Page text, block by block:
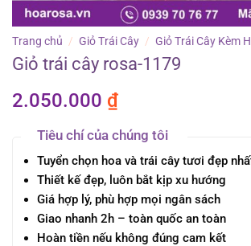
Trang chủ / Giỏ Trái Cây / Giỏ Trái Cây Kèm
Giỏ trái cây rosa-1179
2.050.000 ₫
Tiêu chí của chúng tôi
Tuyển chọn hoa và trái cây tươi đẹp
Thiết kế đẹp, luôn bắt kịp xu hướng
Giá hợp lý, phù hợp mọi ngân sách
Giao nhanh 2h – toàn quốc an toàn
Hoàn tiền nếu không đúng cam kết